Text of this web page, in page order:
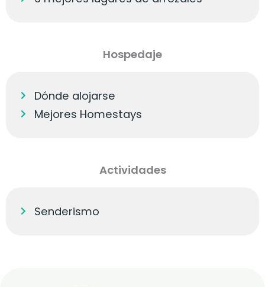
Hospedaje
Dónde alojarse
Mejores Homestays
Actividades
Senderismo